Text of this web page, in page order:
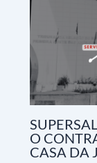
O
CASA DA